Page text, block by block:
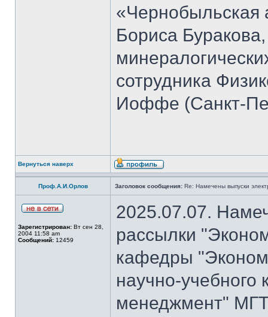
«Чернобыльская
Бориса
сотрудника
Иоффе (Санкт-
Вернуться наверх
Проф.А.И.Орлов Заголовок сообщения: Re: Намечены выпуски
Зарегистрирован: Вт сен 28,
2004 11:58 am
Сообщений: 12459
2025.07.07.
рассылки
кафедры
научно-
менеджмент"